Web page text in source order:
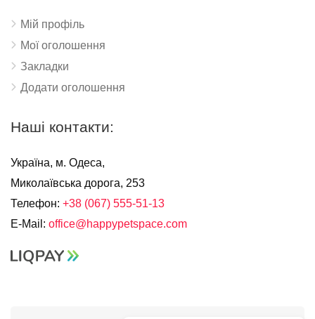
Мій профіль
Мої оголошення
Закладки
Додати оголошення
Наші контакти:
Україна, м. Одеса,
Миколаївська дорога, 253
Телефон: +38 (067) 555-51-13
E-Mail: office@happypetspace.com